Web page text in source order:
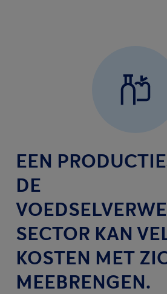
EEN
DE
SECTOR KAN
KOSTEN MET
MEEBRENGEN.